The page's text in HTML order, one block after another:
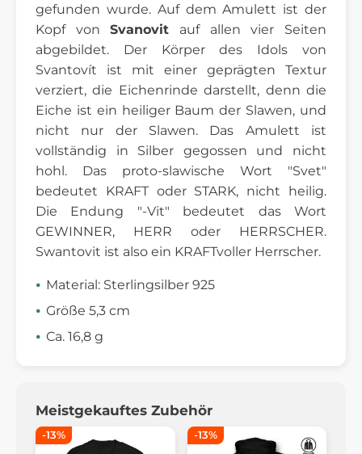
gefunden wurde. Auf dem Amulett ist der
Kopf vonSvanovit auf allen vier Seiten
abgebildet. Der Körper des Idols von
Svantovít ist mit einer geprägten Textur
verziert, die Eichenrinde darstellt, denn die
Eiche ist ein heiliger Baum der Slawen, und
nicht nur der Slawen. Das Amulett ist
vollständig in Silber gegossen und nicht
hohl. Das proto-slawische Wort "Svet"
bedeutet KRAFT oder STARK, nicht heilig.
Die Endung "-Vit" bedeutet das Wort
GEWINNER, HERR oder HERRSCHER.
Swantovit ist also ein KRAFTvoller Herrscher.
Material: Sterlingsilber 925
Größe 5,3 cm
Ca. 16,8 g
Meistgekauftes Zubehör
-13% -13%